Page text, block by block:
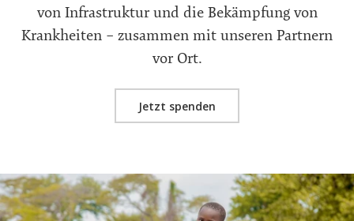
von Infrastruktur und die Bekämpfung von
Krankheiten – zusammen mit unseren Partnern
vor Ort.
Jetzt spenden